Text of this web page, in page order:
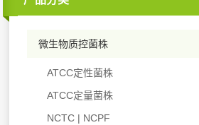
微生物质控菌株
ATCC定性菌株
ATCC定量菌株
NCTC | NCPF